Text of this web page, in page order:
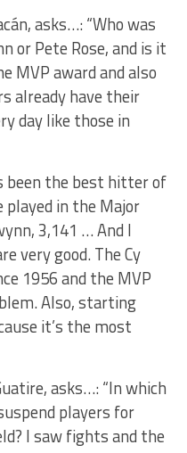
asks…: “Who was
or Pete Rose, and is it
MVP award and also
already have their
day like those in
been the best hitter of
in the Major
3,141 … And I
very good. The Cy
1956 and the MVP
Also, starting
it’s the most
asks…: “In which
players for
I saw fights and the